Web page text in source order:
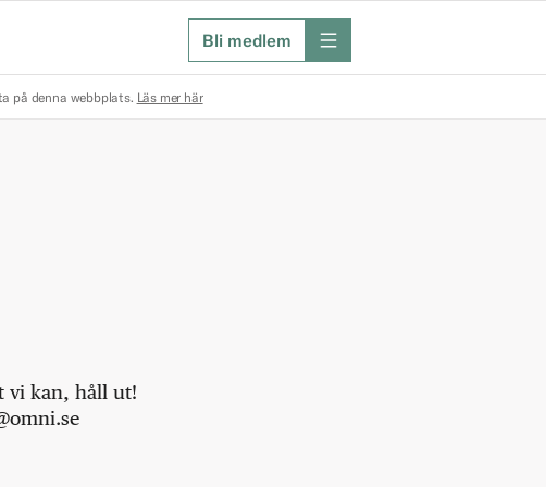
Bli medlem meny
på denna webbplats. Läs mer här
vi kan, håll ut!